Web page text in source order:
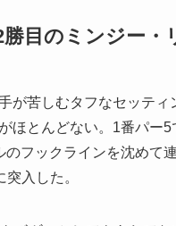
目のミンジー・
が苦しむタフなセッティ
ほとんどない。1番パー
のフックラインを沈めて
突入した。